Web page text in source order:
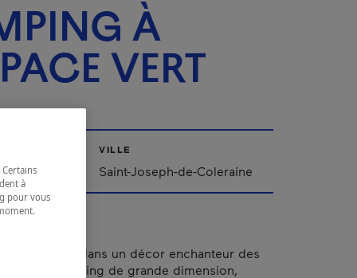
À
VERT
VILLE
Saint-Joseph-de-Coleraine
familial dans un décor enchanteur des
Sites de camping de grande dimension,
à
pour vous